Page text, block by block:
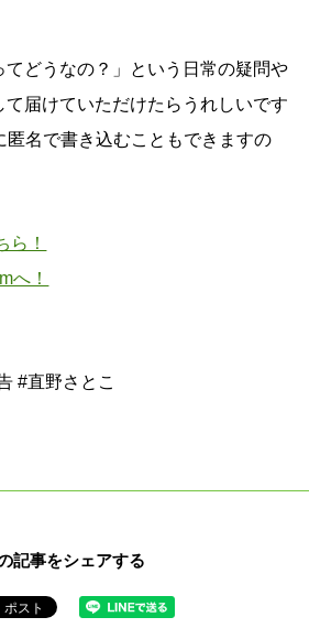
てどうなの？」という日常の疑問や
届けていただけたらうれしいです
名で書き込むこともできますの
ら！
へ！
#直野さとこ
記事をシェアする